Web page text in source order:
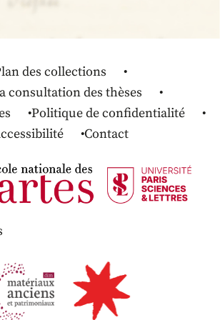
des collections
consultation des thèses
Politique de confidentialité
Contact